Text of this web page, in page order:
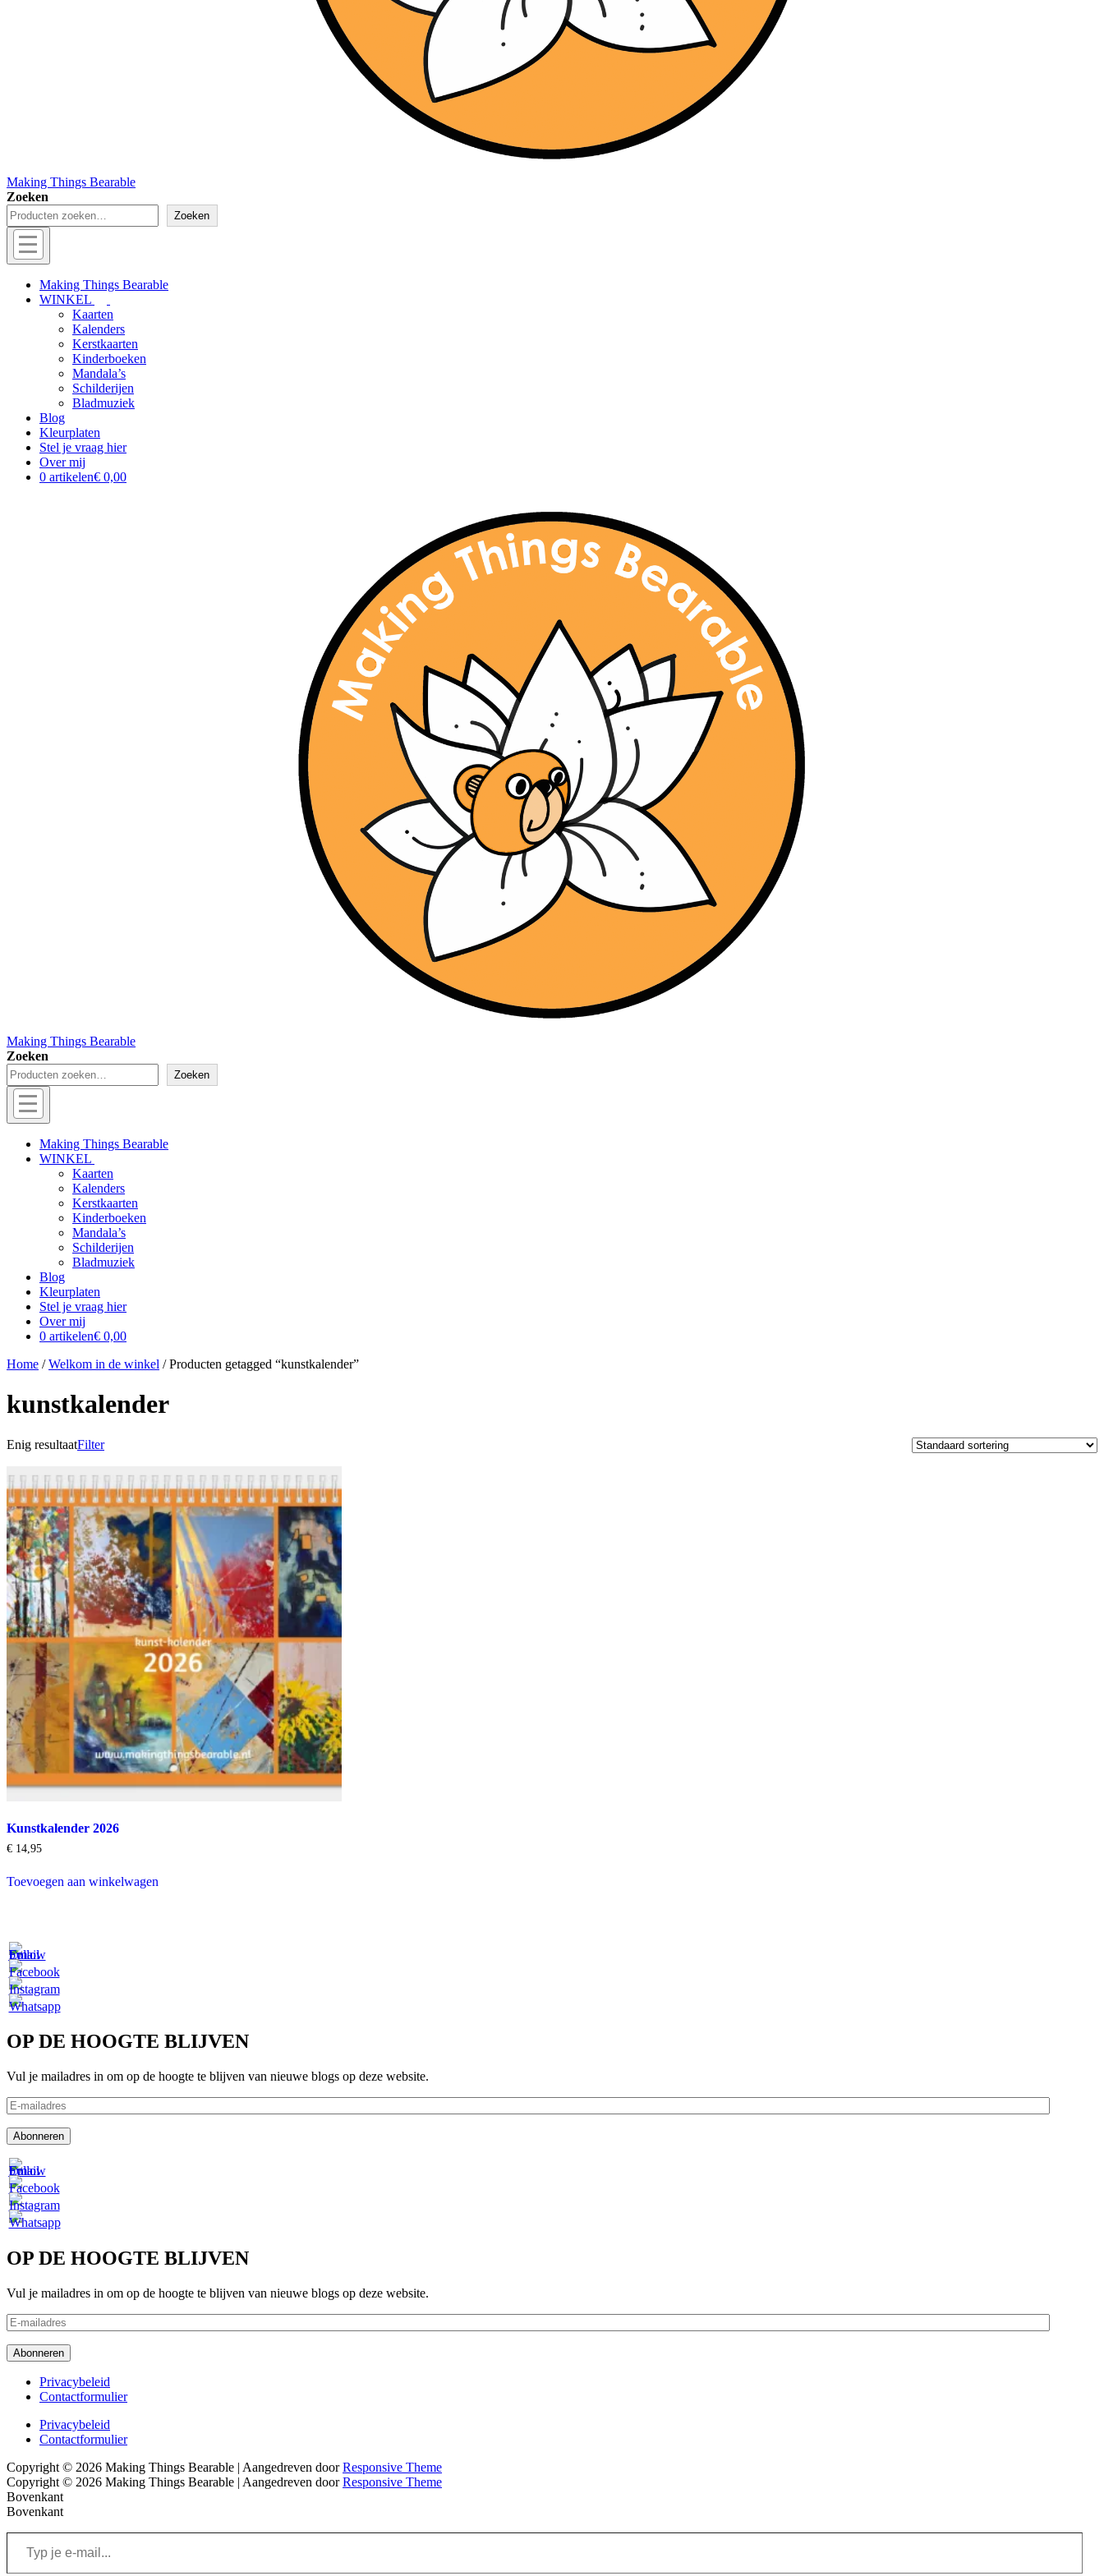
Making Things Bearable
Zoeken
Zoeken
Hoofd
navigatie
Menu
Making Things Bearable
WINKEL
Kaarten
Kalenders
Kerstkaarten
Kinderboeken
Mandala’s
Schilderijen
Bladmuziek
Blog
Kleurplaten
Stel je vraag hier
Over mij
0 artikelen€ 0,00
Making Things Bearable
Zoeken
Zoeken
Menu
Off
canvas
Making Things Bearable
WINKEL
Kaarten
Kalenders
Kerstkaarten
Kinderboeken
Mandala’s
Schilderijen
Bladmuziek
Blog
Kleurplaten
Stel je vraag hier
Over mij
0 artikelen€ 0,00
Home /Welkom in de winkel / Producten getagged “kunstkalender”
kunstkalender
Filter
Enig resultaat
Kunstkalender 2026
€ 14,95
Toevoegen aan winkelwagen
OP DE HOOGTE BLIJVEN
Vul je mailadres in om op de hoogte te blijven van nieuwe blogs op deze website.
E-
mailadres
Abonneren
OP DE HOOGTE BLIJVEN
Vul je mailadres in om op de hoogte te blijven van nieuwe blogs op deze website.
E-
mailadres
Abonneren
Footer
menu
Privacybeleid
Contactformulier
Footer
menu
Privacybeleid
Contactformulier
Copyright © 2026 Making Things Bearable | Aangedreven doorResponsive Theme
Copyright © 2026 Making Things Bearable | Aangedreven doorResponsive Theme
Bovenkant
Bovenkant